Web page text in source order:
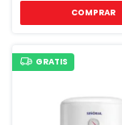
COMPRAR
GRATIS